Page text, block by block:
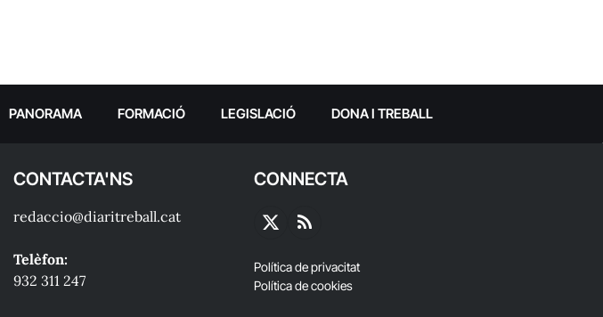
PANORAMA FORMACIÓ LEGISLACIÓ DONA I TREBALL
CONTACTA'NS
redaccio@diaritreball.cat
Telèfon:
932 311 247
CONNECTA
X
RSS
Política de privacitat
Política de cookies